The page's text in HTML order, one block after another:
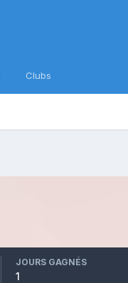
Clubs
JOURS GAGNÉS
1